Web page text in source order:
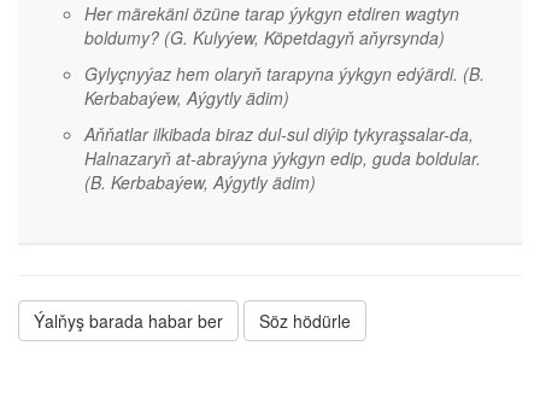
Her märekäni özüne tarap ýykgyn etdiren wagtyn
boldumy? (G. Kulyýew, Köpetdagyň aňyrsynda)
Gylyçnyýaz hem olaryň tarapyna ýykgyn edýärdi. (B.
Kerbabaýew, Aýgytly ädim)
Aňňatlar ilkibada biraz dul-sul diýip tykyraşsalar-da,
Halnazaryň at-abraýyna ýykgyn edip, guda boldular.
(B. Kerbabaýew, Aýgytly ädim)
Ýalňyş barada habar ber Söz hödürle